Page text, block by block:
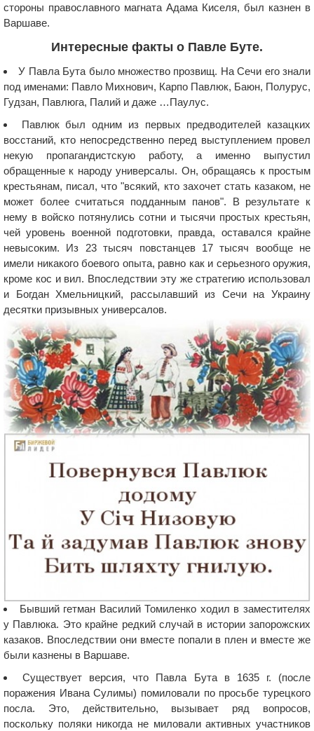
стороны православного магната Адама Киселя, был казнен в
Варшаве.
Интересные факты о Павле Буте.
У Павла Бута было множество прозвищ. На Сечи его знали
под именами: Павло Михнович, Карпо Павлюк, Баюн, Полурус,
Гудзан, Павлюга, Палий и даже …Паулус.
Павлюк был одним из первых предводителей казацких
восстаний, кто непосредственно перед выступлением провел
некую пропагандистскую работу, а именно выпустил
обращенные к народу универсалы. Он, обращаясь к простым
крестьянам, писал, что "всякий, кто захочет стать казаком, не
может более считаться подданным панов". В результате к
нему в войско потянулись сотни и тысячи простых крестьян,
чей уровень военной подготовки, правда, оставался крайне
невысоким. Из 23 тысяч повстанцев 17 тысяч вообще не
имели никакого боевого опыта, равно как и серьезного оружия,
кроме кос и вил. Впоследствии эту же стратегию использовал
и Богдан Хмельницкий, рассылавший из Сечи на Украину
десятки призывных универсалов.
Бывший гетман Василий Томиленко ходил в заместителях
у Павлюка. Это крайне редкий случай в истории запорожских
казаков. Впоследствии они вместе попали в плен и вместе же
были казнены в Варшаве.
Существует версия, что Павла Бута в 1635 г. (после
поражения Ивана Сулимы) помиловали по просьбе турецкого
посла. Это, действительно, вызывает ряд вопросов,
поскольку поляки никогда не миловали активных участников